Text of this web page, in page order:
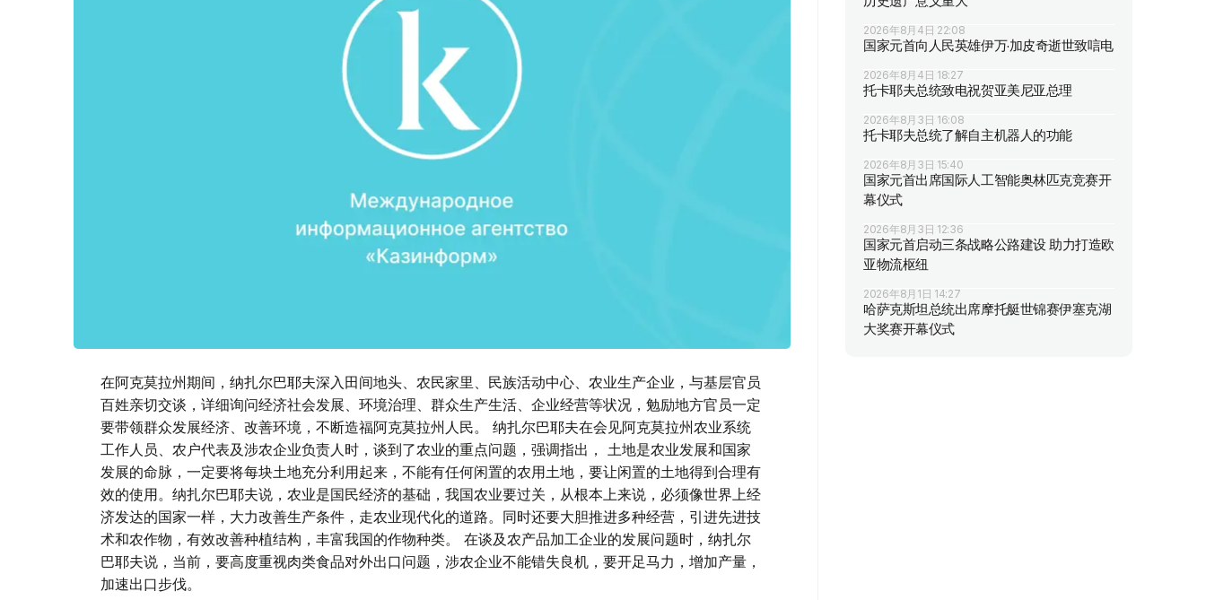
在阿克莫拉州期间，纳扎尔巴耶夫深入田间地头、农民家里、民族活动中心、农业生产企业，与基层官员
百姓亲切交谈，详细询问经济社会发展、环境治理、群众生产生活、企业经营等状况，勉励地方官员一定
要带领群众发展经济、改善环境，不断造福阿克莫拉州人民。 纳扎尔巴耶夫在会见阿克莫拉州农业系统
工作人员、农户代表及涉农企业负责人时，谈到了农业的重点问题，强调指出， 土地是农业发展和国家
发展的命脉，一定要将每块土地充分利用起来，不能有任何闲置的农用土地，要让闲置的土地得到合理有
效的使用。纳扎尔巴耶夫说，农业是国民经济的基础，我国农业要过关，从根本上来说，必须像世界上经
济发达的国家一样，大力改善生产条件，走农业现代化的道路。同时还要大胆推进多种经营，引进先进技
术和农作物，有效改善种植结构，丰富我国的作物种类。 在谈及农产品加工企业的发展问题时，纳扎尔
巴耶夫说，当前，要高度重视肉类食品对外出口问题，涉农企业不能错失良机，要开足马力，增加产量，
加速出口步伐。
2026年8月4日 22:08
国家元首向人民英雄伊万·加皮奇逝世致唁电
2026年8月4日 18:27
托卡耶夫总统致电祝贺亚美尼亚总理
2026年8月3日 16:08
托卡耶夫总统了解自主机器人的功能
2026年8月3日 15:40
国家元首出席国际人工智能奥林匹克竞赛开
幕仪式
2026年8月3日 12:36
国家元首启动三条战略公路建设 助力打造欧
亚物流枢纽
2026年8月1日 14:27
哈萨克斯坦总统出席摩托艇世锦赛伊塞克湖
大奖赛开幕仪式